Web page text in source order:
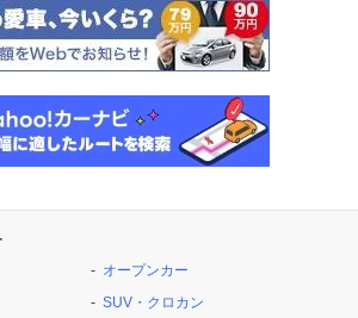
オープンカー
SUV・クロカン